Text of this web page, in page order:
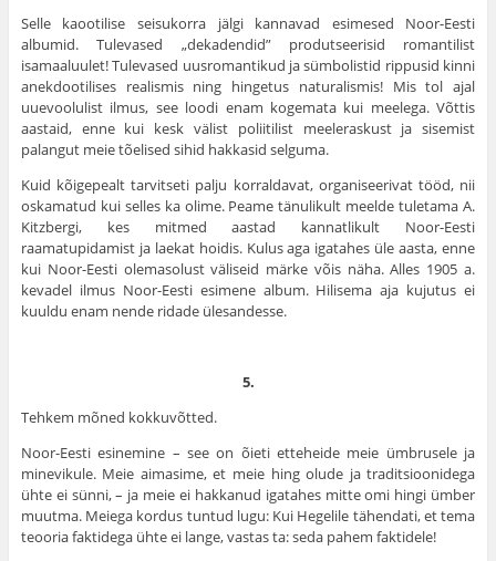
Selle kaootilise seisukorra jälgi kannavad esi­mesed Noor-Eesti
albumid. Tulevased „deka­dendid” produtseerisid romantilist
isamaaluulet! Tulevased uusromantikud ja sümbolistid rippusid kinni
anekdootilises realismis ning hingetus natu­ralismis! Mis tol ajal
uuevoolulist ilmus, see loodi enam kogemata kui meelega. Võttis
aastaid, enne kui kesk välist poliitilist meeleraskust ja sisemist
palangut meie tõelised sihid hakkasid selguma.
Kuid kõigepealt tarvitseti palju korraldavat, organiseerivat tööd, nii
oskamatud kui selles ka olime. Peame tänulikult meelde tuletama A.
Kitzbergi, kes mitmed aastad kannatlikult Noor-Eesti
raamatupidamist ja laekat hoidis. Kulus aga iga­tahes üle aasta, enne
kui Noor-Eesti olemasolust väliseid märke võis näha. Alles 1905 a.
kevadel ilmus Noor-Eesti esimene album. Hilisema aja kujutus ei
kuuldu enam nende ridade ülesandesse.
5.
Tehkem mõned kokkuvõtted.
Noor-Eesti esinemine – see on õieti etteheide meie ümbrusele ja
minevikule. Meie aimasime, et meie hing olude ja traditsioonidega
ühte ei sünni, – ja meie ei hakkanud igatahes mitte omi hingi ümber
muutma. Meiega kordus tuntud lugu: Kui Hegelile tähendati, et tema
teooria faktidega ühte ei lange, vastas ta: seda pahem faktidele!